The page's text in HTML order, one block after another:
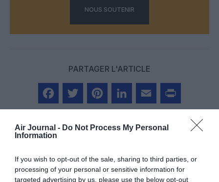
Air Journal - Do Not Process My Personal
Information
If you wish to opt-out of the sale, sharing to third parties, or
processing of your personal or sensitive information for
targeted advertising by us, please use the below opt-out
NOUS SOUTENIR
PARTAGER L'ARTICLE
Aucun commentaire !